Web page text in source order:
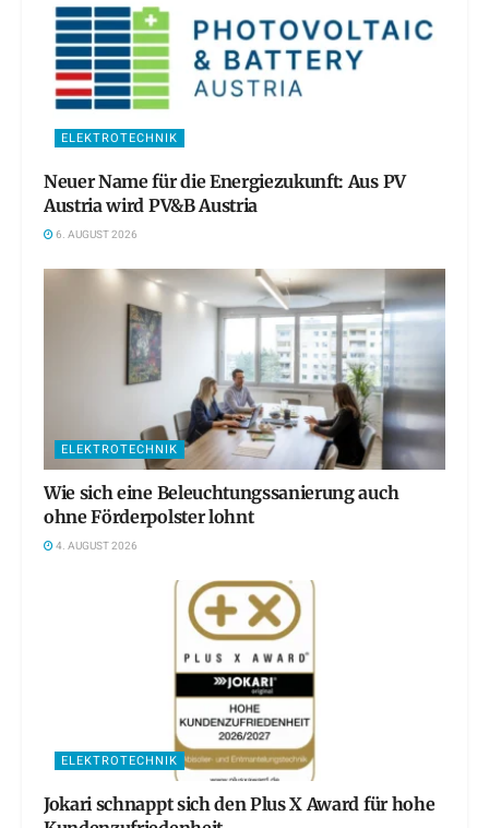
ELEKTROTECHNIK
Neuer Name für die Energiezukunft: Aus PV
Austria wird PV&B Austria
6. AUGUST 2026
ELEKTROTECHNIK
Wie sich eine Beleuchtungssanierung auch
ohne Förderpolster lohnt
4. AUGUST 2026
ELEKTROTECHNIK
Jokari schnappt sich den Plus X Award für hohe